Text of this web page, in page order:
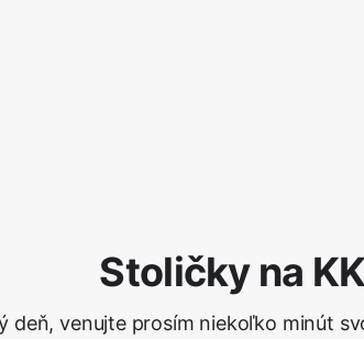
Stoličky na
deň, venujte prosím niekoľko minút